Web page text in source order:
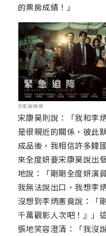
的票房成績！」
©車庫娛樂
宋康昊則說：「我和李
是很親近的關係，彼此
成品後，我相信許多韓
來全度妍要宋康昊說出
地說：「剛剛全度妍演
我無法說出口，我想李
沒想到李炳憲竟說：「
千萬觀影人次吧！』」
張地笑容澄清：「我沒